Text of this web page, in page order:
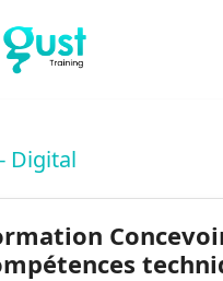
Digital